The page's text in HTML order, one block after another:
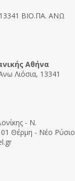
ΒΙΟ.ΠΑ. ΑΝΩ
Αθήνα
Λιόσια, 13341
- Ν.
Θέρμη - Νέο Ρύσιο